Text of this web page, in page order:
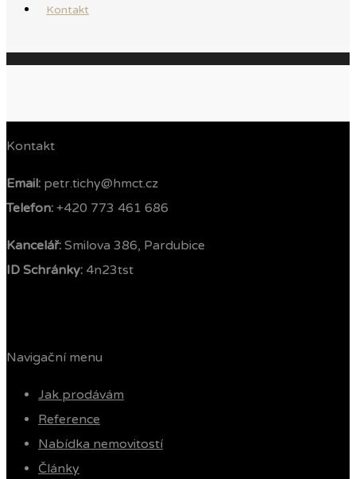
Kontakt
Kontakt
Email: petr.tichy@hmct.cz
Telefon: ‭ +420 773 461 686‬
Kancelář: Smilova 386, Pardubice
ID Schránky: 4n23tst
Navigační menu
Jak prodávám
Reference
Nabídka nemovitostí
Články